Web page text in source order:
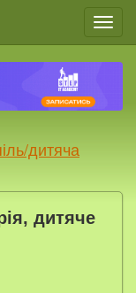
Меню
дитяча
дитяче